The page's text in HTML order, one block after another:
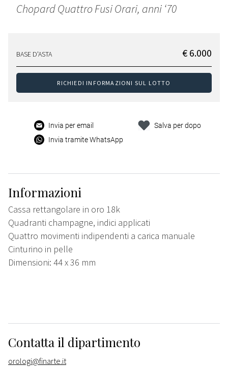
Chopard Quattro Fusi Orari, anni ‘70
BASE D'ASTA € 6.000
RICHIEDI INFORMAZIONI SUL LOTTO
Invia per email
Invia tramite WhatsApp
Salva per dopo
Informazioni
Cassa rettangolare in oro 18k
Quadranti champagne, indici applicati
Quattro movimenti indipendenti a carica manuale
Cinturino in pelle
Dimensioni: 44 x 36 mm
Contatta il dipartimento
orologi@finarte.it